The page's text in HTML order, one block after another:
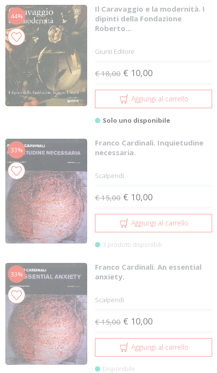
44%
Il Caravaggio e la modernità. I
dipinti della Fondazione
Roberto...
Giunti Editore
€ 18,00 € 10,00
Aggiungi al carrello
Solo uno disponibile
33%
Franco Cardinali. Inquietudine
necessaria.
Scalpendi
€ 15,00 € 10,00
Aggiungi al carrello
3 prodotti disponibili
33%
Franco Cardinali. An essential
anxiety.
Scalpendi
€ 15,00 € 10,00
Aggiungi al carrello
Disponibile